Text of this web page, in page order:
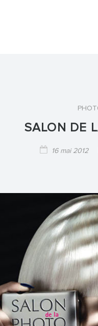
SALON DE
16 mai 2012